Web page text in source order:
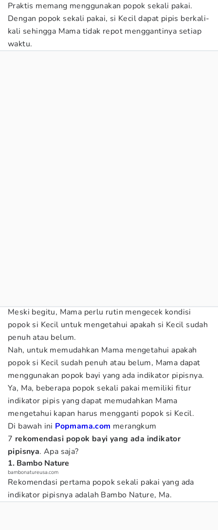
Praktis memang menggunakan popok sekali pakai.
Dengan popok sekali pakai, si Kecil dapat pipis berkali-
kali sehingga Mama tidak repot menggantinya setiap
waktu.
Meski begitu, Mama perlu rutin mengecek kondisi
popok si Kecil untuk mengetahui apakah si Kecil sudah
penuh atau belum.
Nah, untuk memudahkan Mama mengetahui apakah
popok si Kecil sudah penuh atau belum, Mama dapat
menggunakan popok bayi yang ada indikator pipisnya.
Ya, Ma, beberapa popok sekali pakai memiliki fitur
indikator pipis yang dapat memudahkan Mama
mengetahui kapan harus mengganti popok si Kecil.
Di bawah ini Popmama.com merangkum
7 rekomendasi popok bayi yang ada indikator
pipisnya. Apa saja?
1. Bambo Nature
bambonatureusa.com
Rekomendasi pertama popok sekali pakai yang ada
indikator pipisnya adalah Bambo Nature, Ma.